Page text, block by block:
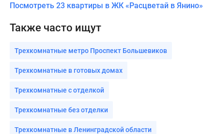
Посмотреть 23 квартиры в ЖК «Расцветай в Янино»
Также часто ищут
Трехкомнатные метро Проспект Большевиков
Трехкомнатные в готовых домах
Трехкомнатные с отделкой
Трехкомнатные без отделки
Трехкомнатные в Ленинградской области